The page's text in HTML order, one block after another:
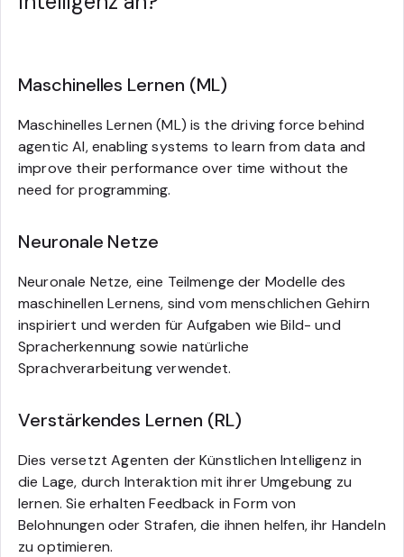
Maschinelles Lernen (ML)
Maschinelles Lernen (ML) is the driving force behind
agentic AI, enabling systems to learn from data and
improve their performance over time without the
need for programming.
Neuronale Netze
Neuronale Netze, eine Teilmenge der Modelle des
maschinellen Lernens, sind vom menschlichen Gehirn
inspiriert und werden für Aufgaben wie Bild- und
Spracherkennung sowie natürliche
Sprachverarbeitung verwendet.
Verstärkendes Lernen (RL)
Dies versetzt Agenten der Künstlichen Intelligenz in
die Lage, durch Interaktion mit ihrer Umgebung zu
lernen. Sie erhalten Feedback in Form von
Belohnungen oder Strafen, die ihnen helfen, ihr Handeln
zu optimieren.